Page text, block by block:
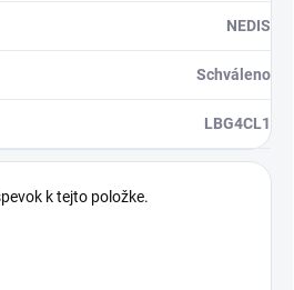
NEDIS
Schváleno
LBG4CL1
k tejto položke.